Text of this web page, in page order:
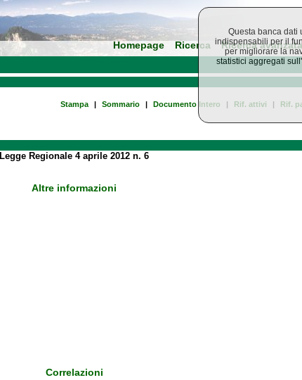
Homepage Ricerca Ricerca avanzata
Stampa | Sommario | Documento Intero | Rif. attivi | Rif.
Legge Regionale 4 aprile 2012 n. 6
Altre informazioni
Correlazioni
Questa banca dati
indispensabili per il
per migliorare la
statistici aggregati